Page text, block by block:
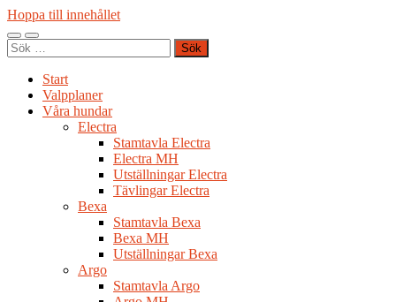
Hoppa till innehållet
Slå
på/av
Slå
på/av
Sök
efter:
Start
Valpplaner
Våra hundar
Electra
Stamtavla Electra
Electra MH
Utställningar Electra
Tävlingar Electra
Bexa
Stamtavla Bexa
Bexa MH
Utställningar Bexa
Argo
Stamtavla Argo